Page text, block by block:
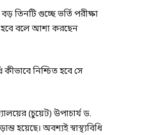
তিনটি গুচ্ছে ভর্তি পরীক্ষা
হবে বলে আশা করছেন
কীভাবে নিশ্চিত হবে সে
(চুয়েট) উপাচার্য ড.
হয়েছে। অবশ্যই স্বাস্থ্যবিধি